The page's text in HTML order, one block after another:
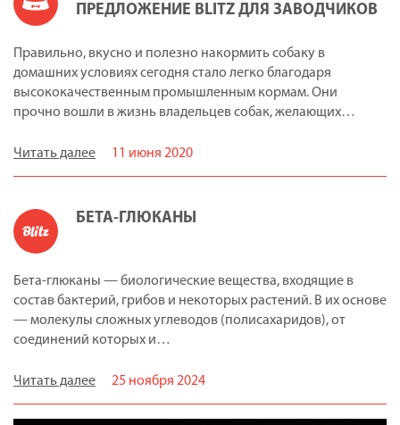
ПРЕДЛОЖЕНИЕ BLITZ ДЛЯ ЗАВОДЧИКОВ
Правильно, вкусно и полезно накормить собаку в
домашних условиях сегодня стало легко благодаря
высококачественным промышленным кормам. Они
прочно вошли в жизнь владельцев собак, желающих…
Читать далее 11 июня 2020
БЕТА-ГЛЮКАНЫ
Бета-глюканы — биологические вещества, входящие в
состав бактерий, грибов и некоторых растений. В их основе
— молекулы сложных углеводов (полисахаридов), от
соединений которых и…
Читать далее 25 ноября 2024